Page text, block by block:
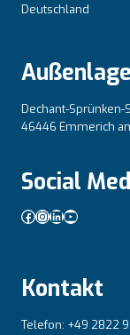
Deutschland
Dechant-Sprünken-
46446 Emmerich
Social
Facebook
Instagram
LinkedIn
YouTube
Kontakt
Telefon: +49 2822